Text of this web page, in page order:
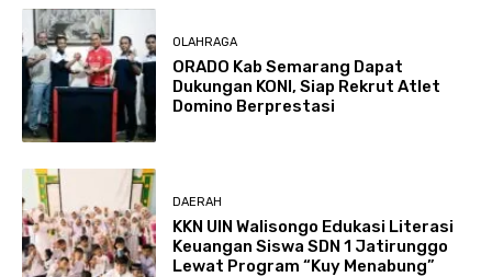
OLAHRAGA
ORADO Kab Semarang Dapat
Dukungan KONI, Siap Rekrut Atlet
Domino Berprestasi
DAERAH
KKN UIN Walisongo Edukasi Literasi
Keuangan Siswa SDN 1 Jatirunggo
Lewat Program “Kuy Menabung”